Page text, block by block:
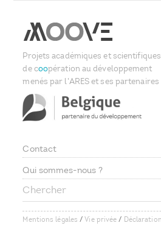
Projets académiques et scientifiques
de coopération au développement
menés par l'ARES et ses partenaires
Footer
menu
Contact
Qui sommes-nous ?
Chercher
Mentions légales / Vie privée /